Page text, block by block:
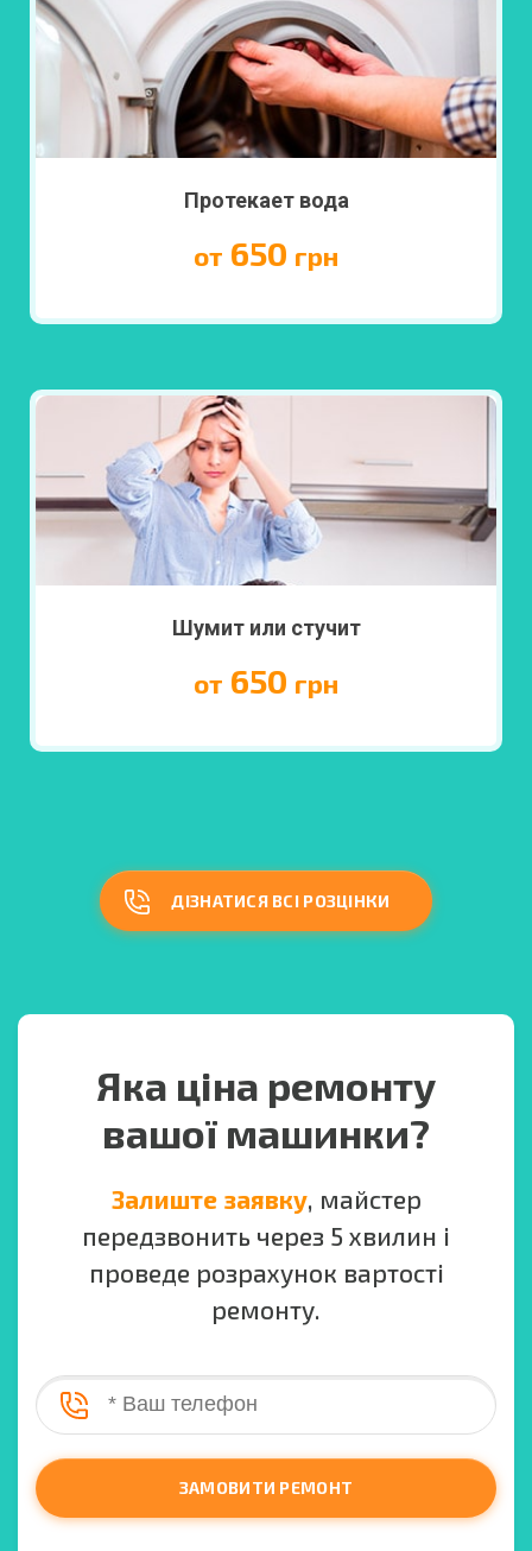
Протекает вода
от 650 грн
Шумит или стучит
от 650 грн
ДІЗНАТИСЯ ВСІ РОЗЦІНКИ
Яка ціна ремонту
вашої машинки?
Залиште заявку, майстер
передзвонить через 5 хвилин і
проведе розрахунок вартості
ремонту.
ЗАМОВИТИ РЕМОНТ